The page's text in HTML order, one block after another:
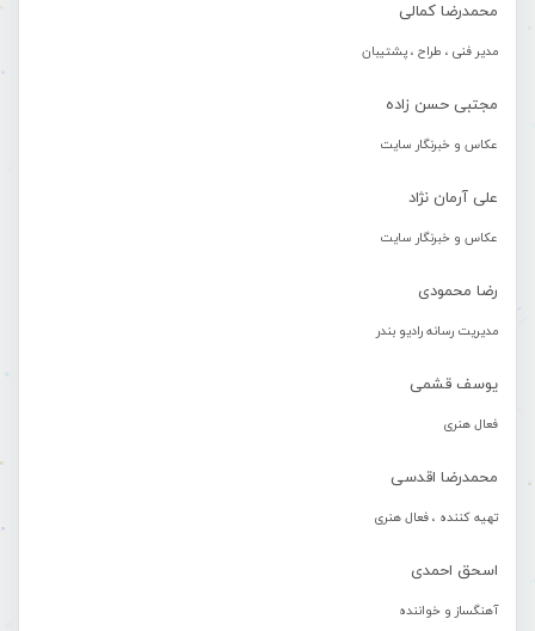
محمدرضا کمالی
مدیر فنی ، طراح ، پشتیبان
مجتبی حسن زاده
عکاس و خبرنگار سایت
علی آرمان نژاد
عکاس و خبرنگار سایت
رضا محمودی
مدیریت رسانه رادیو بندر
یوسف قشمی
فعال هنری
محمدرضا اقدسی
تهیه کننده ، فعال هنری
اسحق احمدی
آهنگساز و خواننده